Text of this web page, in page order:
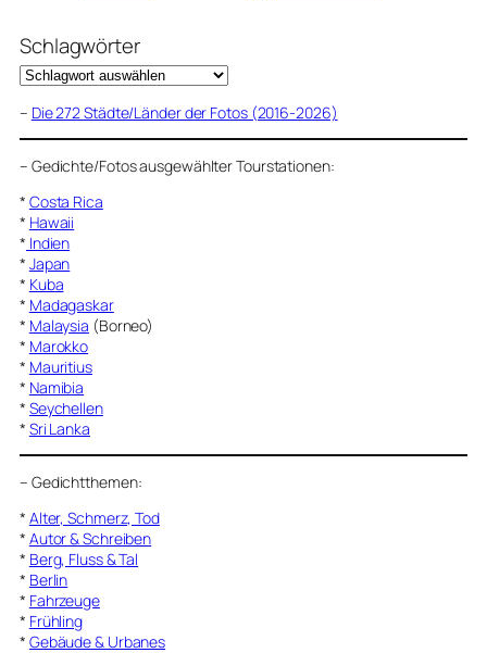
Schlagwörter
– Die 272 Städte/Länder der Fotos (2016-2026)
– Gedichte/Fotos ausgewählter Tourstationen:
* Costa Rica
* Hawaii
* Indien
* Japan
* Kuba
* Madagaskar
* Malaysia (Borneo)
* Marokko
* Mauritius
* Namibia
* Seychellen
* Sri Lanka
– Gedichtthemen:
* Alter, Schmerz, Tod
* Autor & Schreiben
* Berg, Fluss & Tal
* Berlin
* Fahrzeuge
* Frühling
* Gebäude & Urbanes